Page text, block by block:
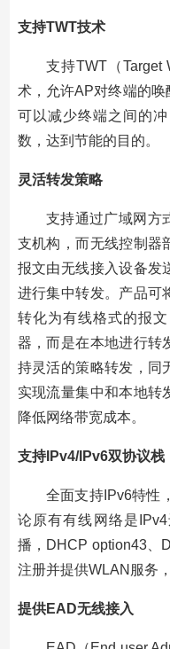
支持TWT技术
支持TWT（Target
术，允许AP对终端的
可以减少终端之间的
数，达到节能的目的。
灵活转发策略
支持通过广域网方
支机构，而无线控制器
报文由无线接入设备发
进行集中转发。产品可
转化为有线格式的报
器，而是在本地进行转
持灵活的策略转发，同
实现流量集中和本地转
降低网络带宽成本。
支持IPv4/IPv6双协议栈
全面支持IPv6特性
论原有有线网络是
播，DHCP option43、
注册并提供WLAN服务
提供EAD无线接入